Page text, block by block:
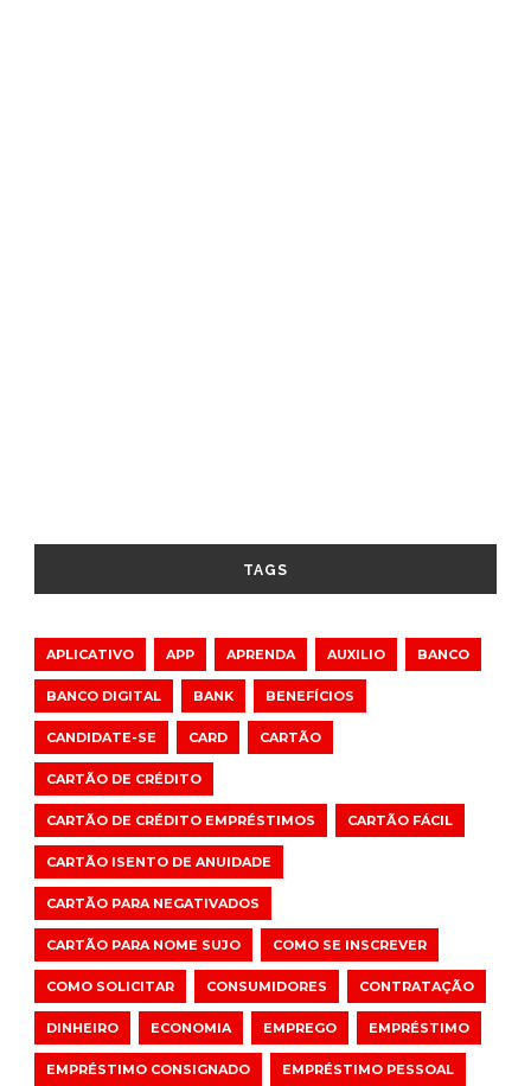
TAGS
APLICATIVO APP APRENDA AUXILIO BANCO
BANCO DIGITAL BANK BENEFÍCIOS
CANDIDATE-SE CARD CARTÃO
CARTÃO DE CRÉDITO
CARTÃO DE CRÉDITO EMPRÉSTIMOS CARTÃO FÁCIL
CARTÃO ISENTO DE ANUIDADE
CARTÃO PARA NEGATIVADOS
CARTÃO PARA NOME SUJO COMO SE INSCREVER
COMO SOLICITAR CONSUMIDORES CONTRATAÇÃO
DINHEIRO ECONOMIA EMPREGO EMPRÉSTIMO
EMPRÉSTIMO CONSIGNADO EMPRÉSTIMO PESSOAL